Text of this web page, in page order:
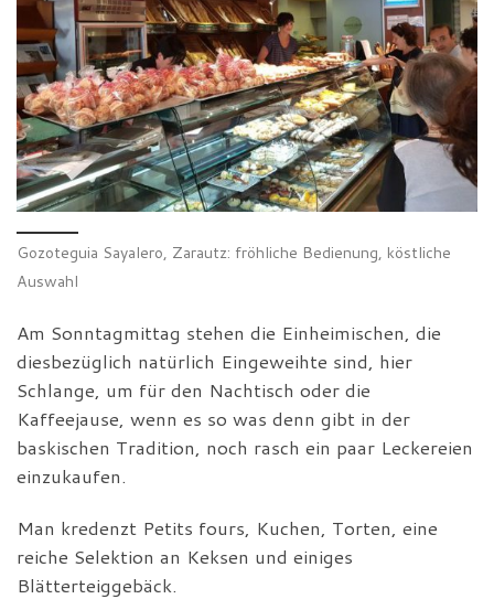
Gozoteguia Sayalero, Zarautz: fröhliche Bedienung, köstliche
Auswahl
Am Sonntagmittag stehen die Einheimischen, die
diesbezüglich natürlich Eingeweihte sind, hier
Schlange, um für den Nachtisch oder die
Kaffeejause, wenn es so was denn gibt in der
baskischen Tradition, noch rasch ein paar Leckereien
einzukaufen.
Man kredenzt Petits fours, Kuchen, Torten, eine
reiche Selektion an Keksen und einiges
Blätterteiggebäck.